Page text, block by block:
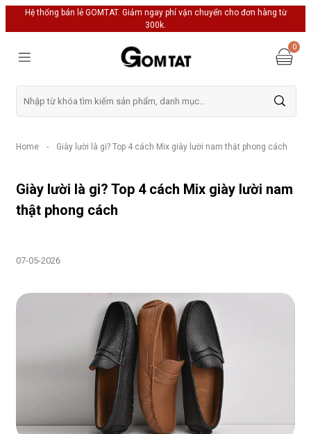
Hệ thống bán lẻ GOMTAT. Giảm ngay phí vận chuyển cho đơn hàng từ
300k.
0
Home - Giày lười là gi? Top 4 cách Mix giày lười nam thật phong cách
Giày lười là gi? Top 4 cách Mix giày lười nam
thật phong cách
07-05-2026